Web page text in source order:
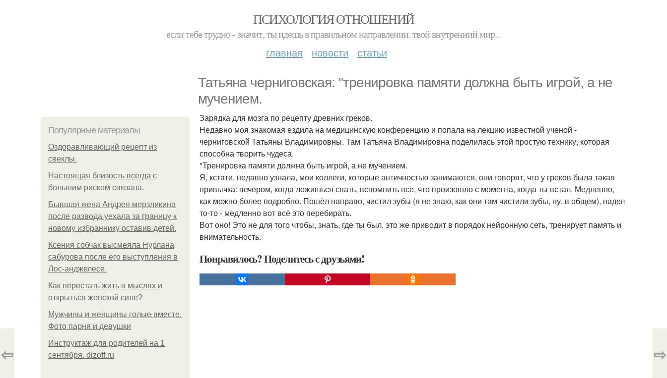
ПСИХОЛОГИЯ ОТНОШЕНИЙ
если тебе трудно - значит, ты идешь в правильном направлении. твой внутренний мир...
главная новости статьи
Татьяна черниговская: "тренировка памяти должна быть игрой, а не
мучением.
Популярные материалы
Оздоравливающий рецепт из
свеклы.
Hacтоящая близость всегда с
большим риском связана.
Бывшая жена Андрея мерзликина
после развода уехала за границу к
новому избраннику оставив детей.
Ксения собчак высмеяла Нурлана
сабурова после его выступления в
Лос-анджелесе.
Как перестать жить в мыслях и
открыться женской силе?
Мужчины и женщины голые вместе.
Фото парня и девушки
Инструктаж для родителей на 1
сентября. dizoff.ru
Зарядка для мозга по рецепту древних греков.
Недавно моя знакомая ездила на медицинскую конференцию и попала на лекцию известной ученой -
черниговской Татьяны Владимировны. Там Татьяна Владимировна поделилась этой простую технику, которая
способна творить чудеса.
"Тренировка памяти должна быть игрой, а не мучением.
Я, кстати, недавно узнала, мои коллеги, которые античностью занимаются, они говорят, что у греков была такая
привычка: вечером, когда ложишься спать, вспомнить все, что произошло с момента, когда ты встал. Медленно,
как можно более подробно. Пошёл направо, чистил зубы (я не знаю, как они там чистили зубы, ну, в общем), надел
то-то - медленно вот всё это перебирать.
Вот оно! Это не для того чтобы, знать, где ты был, это же приводит в порядок нейронную сеть, тренирует память и
внимательность.
Понравилось? Поделитесь с друзьями!
⇦ ⇨